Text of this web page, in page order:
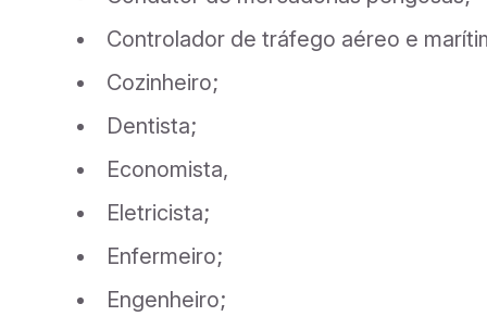
Controlador de tráfego aéreo e
Cozinheiro;
Dentista;
Economista,
Eletricista;
Enfermeiro;
Engenheiro;